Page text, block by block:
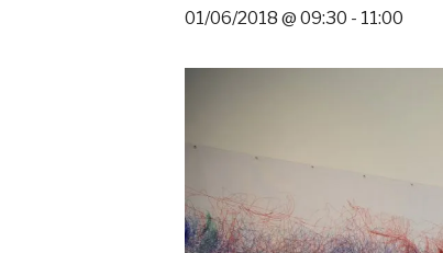
01/06/2018 @ 09:30 - 11:00